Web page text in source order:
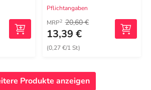
Pflichtangaben
MRP2 20,60 €
13,39 €
(0,27 €/1 St)
Produkte anzeigen